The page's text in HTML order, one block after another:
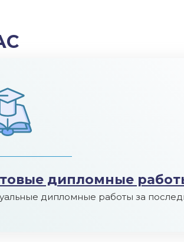
дипломные
дипломные работы за